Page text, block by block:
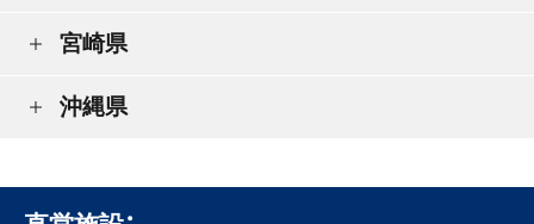
宮崎県
沖縄県